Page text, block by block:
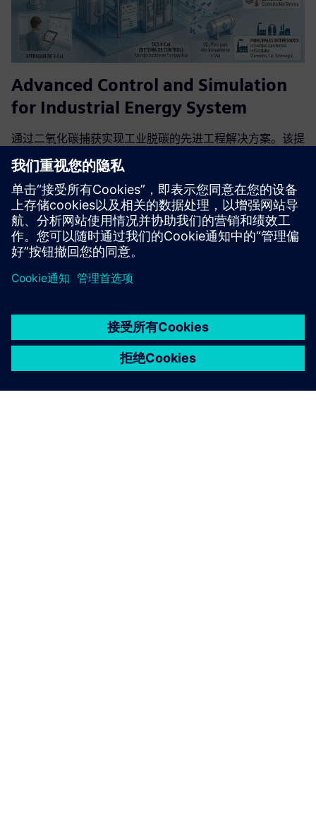
Advanced Control and Simulation
for Industrial Energy System
通过二氧化碳捕获实现工业脱碳的先进工程解决方案。该提
案整合了一个基于西门子堆栈的完整数字生态系统：使用
GPROMS进行严格的化学建模，在SIMIT中运行的数字双胞
胎以及SIMATIC PCS neo网络原生控制系统。
了解更多信息